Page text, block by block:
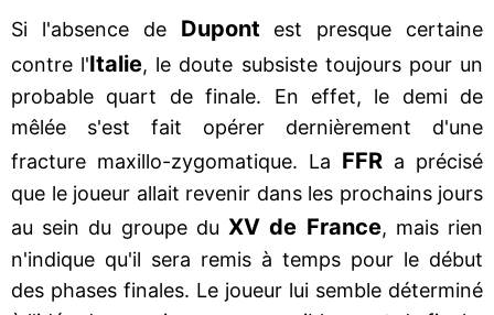
Si l'absence de Dupont est presque certaine
contre l'Italie, le doute subsiste toujours pour un
probable quart de finale. En effet, le demi de
mêlée s'est fait opérer dernièrement d'une
fracture maxillo-zygomatique. La FFR a précisé
que le joueur allait revenir dans les prochains jours
au sein du groupe duXV de France, mais rien
n'indique qu'il sera remis à temps pour le début
des phases finales. Le joueur lui semble déterminé